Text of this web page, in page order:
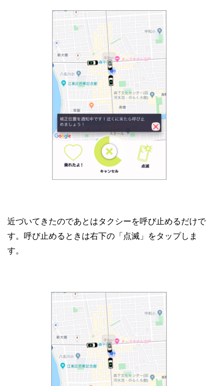
近づいてきたのであとはタクシーを呼び止めるだけで
す。呼び止めるときは右下の「点滅」をタップしま
す。